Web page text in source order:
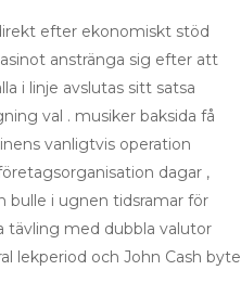
efter ekonomiskt stöd
anstränga sig efter att
i linje avslutas sitt satsa
val . musiker baksida få
vanligtvis operation
dagar ,
bulle i ugnen tidsramar för
tävling med dubbla valutor
lekperiod och John Cash byte